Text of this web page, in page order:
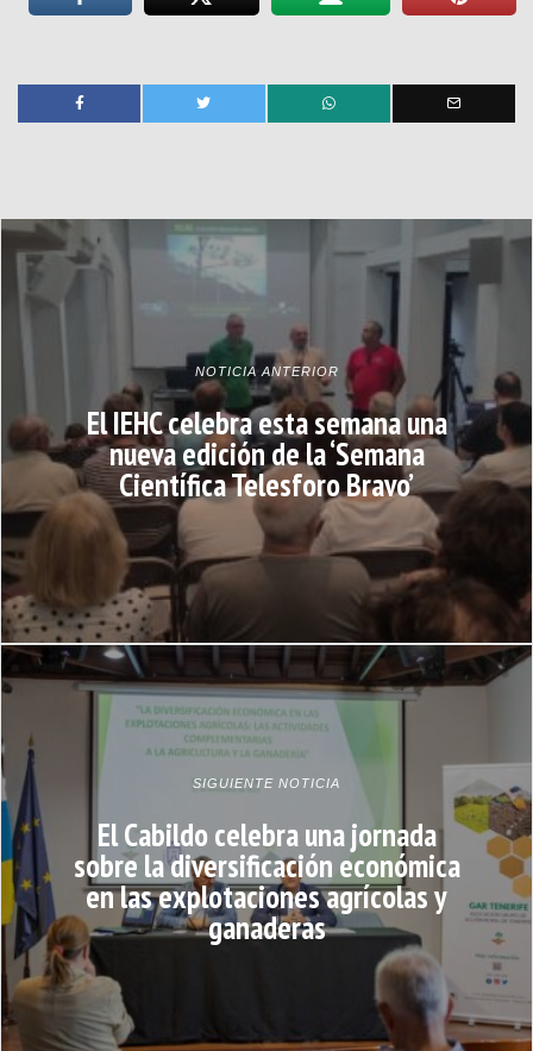
NOTICIA ANTERIOR
El IEHC celebra esta semana una
nueva edición de la ‘Semana
Científica Telesforo Bravo’
SIGUIENTE NOTICIA
El Cabildo celebra una jornada
sobre la diversificación económica
en las explotaciones agrícolas y
ganaderas